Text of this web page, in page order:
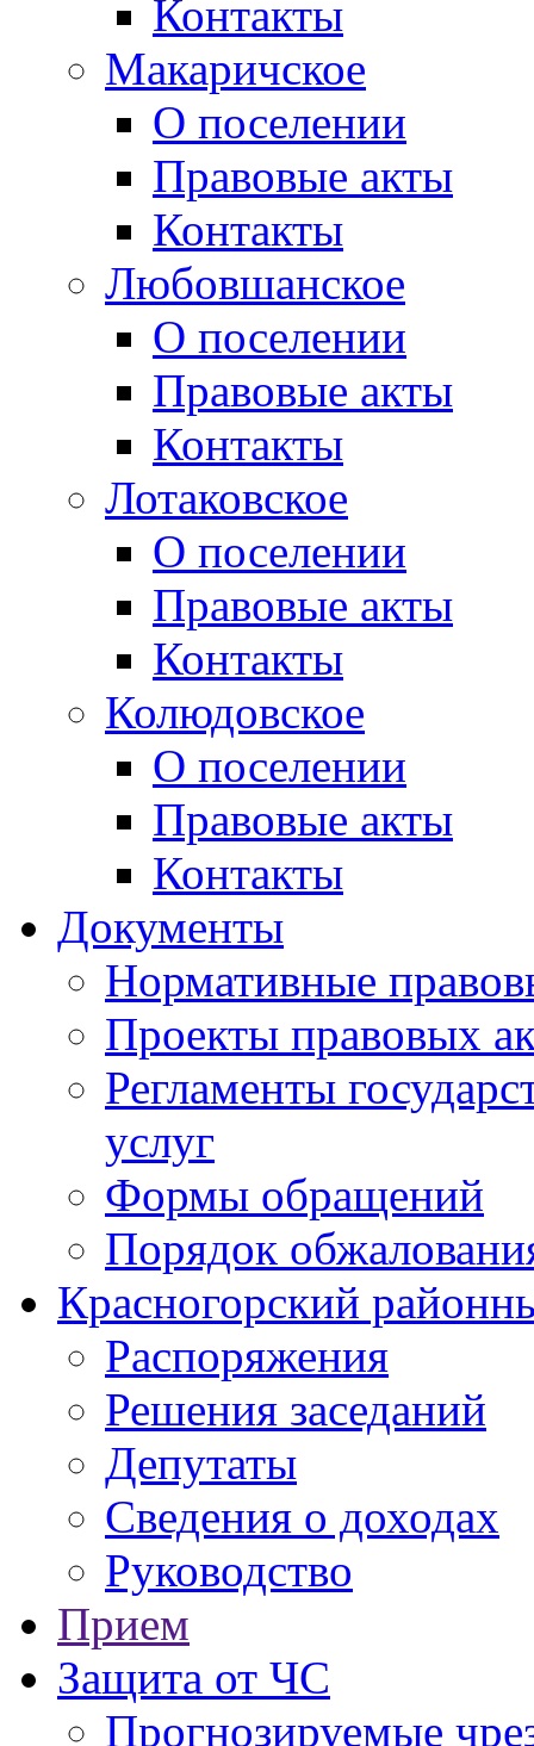
Контакты
Макаричское
О поселении
Правовые акты
Контакты
Любовшанское
О поселении
Правовые акты
Контакты
Лотаковское
О поселении
Правовые акты
Контакты
Колюдовское
О поселении
Правовые акты
Контакты
Документы
Нормативные
Проекты правовых
Регламенты
услуг
Формы обращений
Порядок
Красногорский
Распоряжения
Решения заседаний
Депутаты
Сведения о доходах
Руководство
Прием
Защита от ЧС
Прогнозируемые